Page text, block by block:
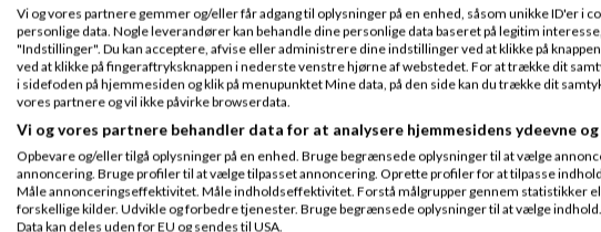
SusanneK.nu
Bogføring for små og mellemstore
Tilmeldt 20. Jan
Faroemale Skrevet24-02-2009
Hej Anette
Vi og vores partnere gemmer og/eller får adgang til oplysninger på en enhed, såsom unikke ID'er i
personlige data. Nogle leverandører kan behandle dine personlige data baseret på legitim
"Indstillinger". Du kan acceptere, afvise eller administrere dine indstillinger ved at klikke på
ved at klikke på fingeraftryksknappen i nederste venstre hjørne af webstedet. For at trække dit
i sidefoden på hjemmesiden og klik på menupunktet Mine data, på den side kan du trække dit
vores partnere og vil ikke påvirke browserdata.
Vi og vores partnere behandler data for at analysere hjemmesidens ydeevne
Opbevare og/eller tilgå oplysninger på en enhed. Bruge begrænsede oplysninger til at vælge
annoncering. Bruge profiler til at vælge tilpasset annoncering. Oprette profiler for at tilpasse
Måle annonceringseffektivitet. Måle indholdseffektivitet. Forstå målgrupper gennem statistikker
forskellige kilder. Udvikle og forbedre tjenester. Bruge begrænsede oplysninger til at vælge indhold.
Data kan deles uden for EU og sendes til USA.